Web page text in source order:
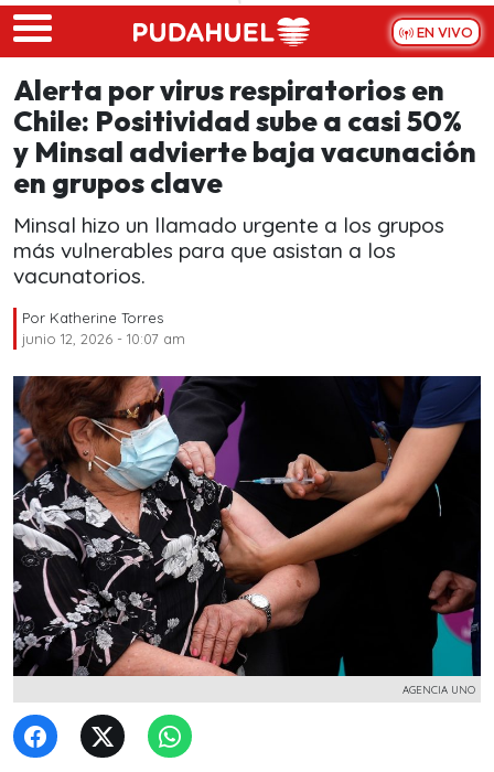
Skip to main content
EN VIVO
Alerta por virus respiratorios en
Chile: Positividad sube a casi 50%
y Minsal advierte baja vacunación
en grupos clave
Minsal hizo un llamado urgente a los grupos
más vulnerables para que asistan a los
vacunatorios.
Por Katherine Torres
junio 12, 2026 - 10:07 am
AGENCIA UNO